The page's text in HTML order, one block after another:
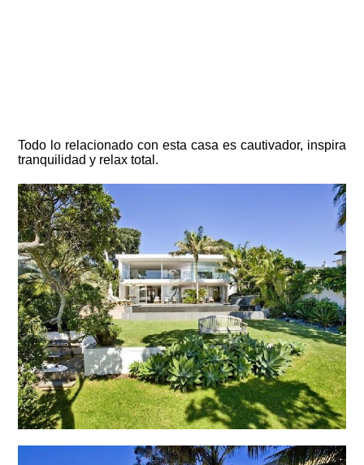
Todo lo relacionado con esta casa es cautivador, inspira
tranquilidad y relax total.